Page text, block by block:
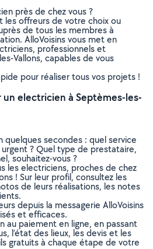
près de chez vous ?
les offreurs de votre choix ou
de tous les membres à
AlloVoisins vous met en
professionnels et
Vallons, capables de vous
pour réaliser tous vos projets !
electricien à Septèmes-les-
quelques secondes : quel service
? Quel type de prestataire,
souhaitez-vous ?
les electriciens, proches de chez
! Sur leur profil, consultez les
de leurs réalisations, les notes
depuis la messagerie AlloVoisins
et efficaces.
au paiement en ligne, en passant
l’état des lieux, les devis et les
gratuits à chaque étape de votre